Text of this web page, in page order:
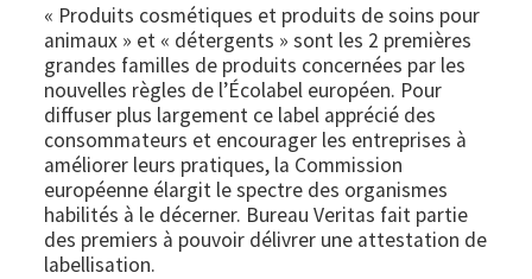
« Produits cosmétiques et produits de soins pour
animaux » et « détergents » sont les 2 premières
grandes familles de produits concernées par les
nouvelles règles de l’Écolabel européen. Pour
diffuser plus largement ce label apprécié des
consommateurs et encourager les entreprises à
améliorer leurs pratiques, la Commission
européenne élargit le spectre des organismes
habilités à le décerner. Bureau Veritas fait partie
des premiers à pouvoir délivrer une attestation de
labellisation.